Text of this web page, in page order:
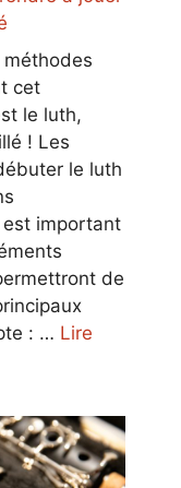
méthodes
cet
le luth,
! Les
le luth
est important
de
: … Lire